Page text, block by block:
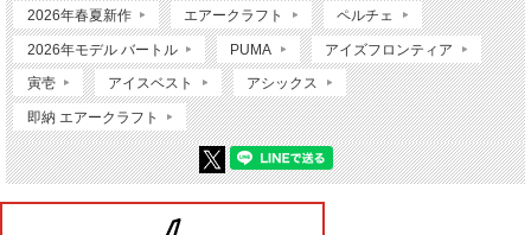
2026年春夏新作 エアークラフト ペルチェ
2026年モデル バートル PUMA アイズフロンティア
寅壱 アイスベスト アシックス
即納 エアークラフト